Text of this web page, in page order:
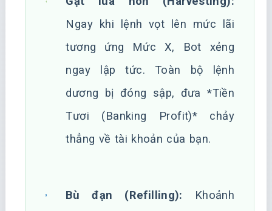
Ngay khi lệnh vọt lên mức lãi
tương ứng Mức X, Bot xẻng
ngay lập tức. Toàn bộ lệnh
dương bị đóng sập, đưa *Tiền
Tươi (Banking Profit)* chảy
thẳng về tài khoản của bạn.
Bù đạn (Refilling): Khoảnh